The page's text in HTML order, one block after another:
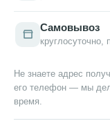
Самовывоз
круглосуточно,
Не знаете адрес
его телефон — мы
время.